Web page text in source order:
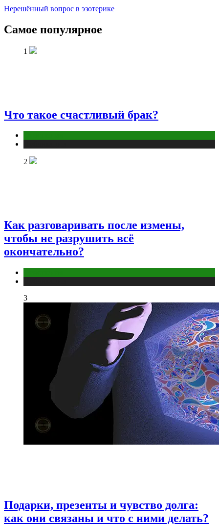
Нерешённый вопрос в эзотерике
Самое популярное
1
Что такое счастливый брак?
2
Как разговаривать после измены,
чтобы не разрушить всё
окончательно?
3
Подарки, презенты и чувство долга:
как они связаны и что с ними делать?